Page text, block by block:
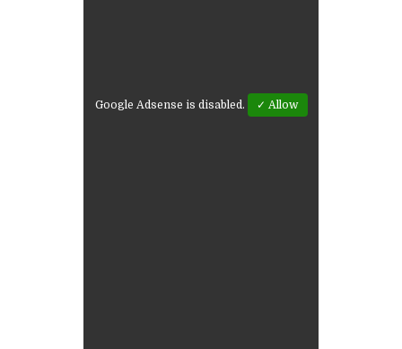
Google Adsense is disabled. ✓ Allow